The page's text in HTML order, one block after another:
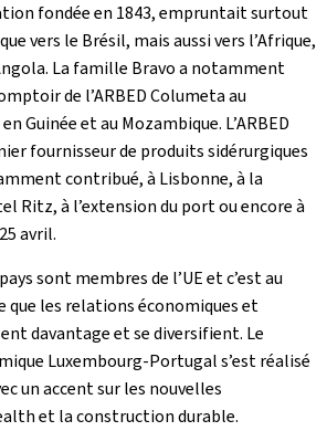
fondée en 1843, empruntait surtout
vers le Brésil, mais aussi vers l’Afrique,
La famille Bravo a notamment
de l’ARBED Columeta au
Guinée et au Mozambique. L’ARBED
fournisseur de produits sidérurgiques
contribué, à Lisbonne, à la
Ritz, à l’extension du port ou encore à
avril.
sont membres de l’UE et c’est au
que les relations économiques et
davantage et se diversifient. Le
Luxembourg-Portugal s’est réalisé
un accent sur les nouvelles
et la construction durable.